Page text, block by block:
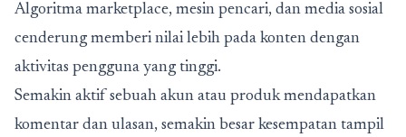
Algoritma marketplace, mesin pencari, dan media sosial
cenderung memberi nilai lebih pada konten dengan
aktivitas pengguna yang tinggi.
Semakin aktif sebuah akun atau produk mendapatkan
komentar dan ulasan, semakin besar kesempatan tampil